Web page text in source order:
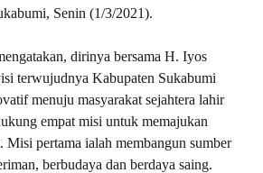
Senin (1/3/2021).
dirinya bersama H. Iyos
terwujudnya Kabupaten Sukabumi
menuju masyarakat sejahtera lahir
empat misi untuk memajukan
Misi pertama ialah membangun sumber
berbudaya dan berdaya saing.